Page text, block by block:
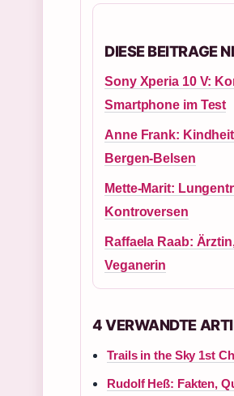
DIESE BEITRAGE
Sony Xperia 10 V:
Smartphone im Test
Anne Frank:
Bergen-Belsen
Mette-Marit:
Kontroversen
Raffaela Raab:
Veganerin
4 VERWANDTE
Trails in the Sky 1st
Rudolf Heß: Fakten,